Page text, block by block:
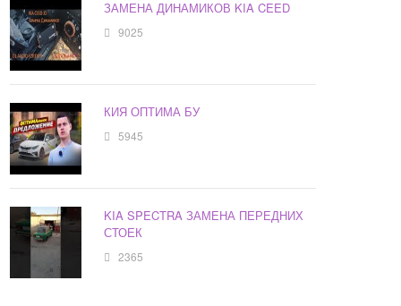
ЗАМЕНА ДИНАМИКОВ KIA CEED
9025
КИЯ ОПТИМА БУ
5945
KIA SPECTRA ЗАМЕНА ПЕРЕДНИХ
СТОЕК
2365